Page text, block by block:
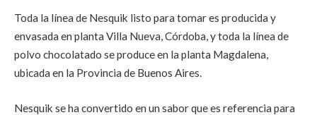
Toda la línea de Nesquik listo para tomar es producida y
envasada en planta Villa Nueva, Córdoba, y toda la línea de
polvo chocolatado se produce en la planta Magdalena,
ubicada en la Provincia de Buenos Aires.
Nesquik se ha convertido en un sabor que es referencia para